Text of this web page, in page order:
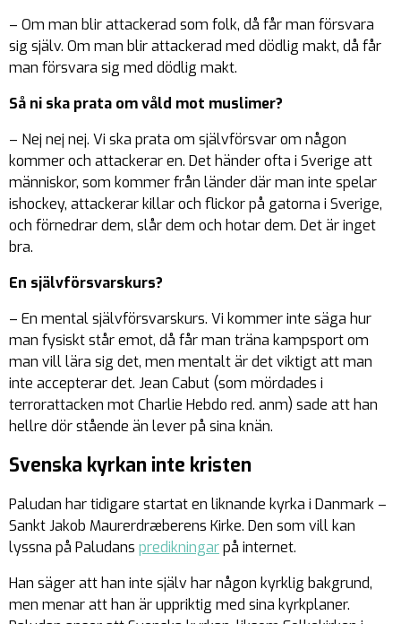
– Om man blir attackerad som folk, då får man försvara
sig själv. Om man blir attackerad med dödlig makt, då får
man försvara sig med dödlig makt.
Så ni ska prata om våld mot muslimer?
– Nej nej nej. Vi ska prata om självförsvar om någon
kommer och attackerar en. Det händer ofta i Sverige att
människor, som kommer från länder där man inte spelar
ishockey, attackerar killar och flickor på gatorna i Sverige,
och förnedrar dem, slår dem och hotar dem. Det är inget
bra.
En självförsvarskurs?
– En mental självförsvarskurs. Vi kommer inte säga hur
man fysiskt står emot, då får man träna kampsport om
man vill lära sig det, men mentalt är det viktigt att man
inte accepterar det. Jean Cabut (som mördades i
terrorattacken mot Charlie Hebdo red. anm) sade att han
hellre dör stående än lever på sina knän.
Svenska kyrkan inte kristen
Paludan har tidigare startat en liknande kyrka i Danmark –
Sankt Jakob Maurerdræberens Kirke. Den som vill kan
lyssna på Paludans predikningarpå internet.
Han säger att han inte själv har någon kyrklig bakgrund,
men menar att han är uppriktig med sina kyrkplaner.